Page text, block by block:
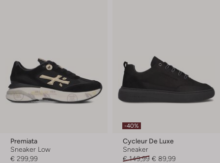
Premiata
Sneaker Low
€ 299,99
-40%
Cycleur De Luxe
Sneaker
€ 149,99 € 89,99